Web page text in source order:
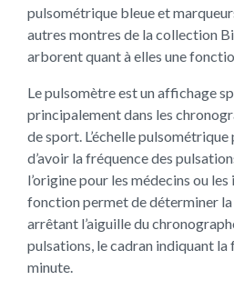
pulsométrique bleue et
autres montres de la collection
arborent quant à elles une
Le pulsomètre est un affichage
principalement dans les
de sport. L’échelle
d’avoir la fréquence des
l’origine pour les médecins ou
fonction permet de déterminer
arrêtant l’aiguille du
pulsations, le cadran indiquant la
minute.